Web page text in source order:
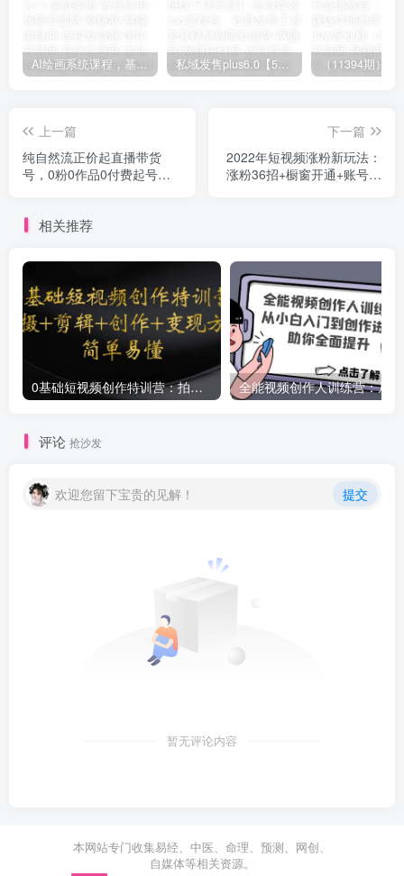
AI绘画系统课程，基础入门-实战案例-商业应用 私域发售plus6.0【5月份线下课录音】/全域套装sop流程包，社群发售工具套装模型
上一篇
纯自然流正价起直播带货
号，0粉0作品0付费起号
下一篇
2022年短视频涨粉新玩法：
涨粉36招+橱窗开通+账号运
相关推荐
0基础短视频创作特训营：拍摄+剪辑+创作+变现方法
评论 抢沙发
欢迎您留下宝贵的见解！ 提交
暂无评论内容
本网站专门收集易经、中医、命理、预测、网创、
自媒体等相关资源。